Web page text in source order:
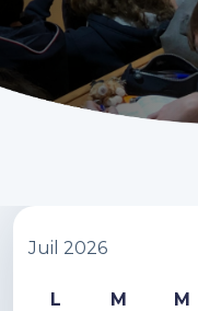
Juil 2026
L M M